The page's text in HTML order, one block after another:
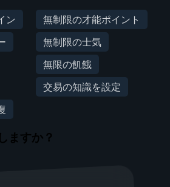
ン
無制限の才能ポイント
無制限の士気
無限の飢餓
交易の知識を設定
ますか？